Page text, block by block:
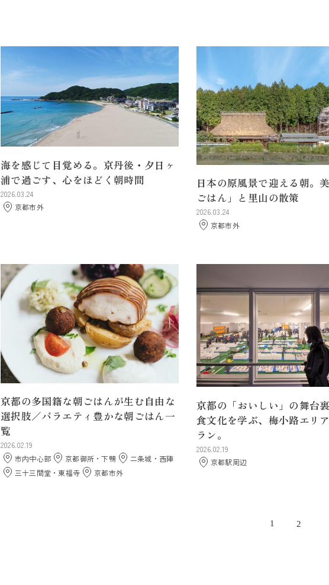
海を感じて目覚める。京丹後・夕日ヶ
浦で過ごす、心をほどく朝時間
2026.03.24
京都市外
日本の原風景で迎える朝。
ごはん」と里山の散策
2026.03.24
京都市外
京都の多国籍な朝ごはんが生む自由な
選択肢／バラエティ豊かな朝ごはん一
覧
2026.02.19
市内中心部
京都御所・下鴨
二条城・西陣
三十三間堂・東福寺
京都市外
京都の「おいしい」の舞台
食文化を学ぶ、梅小路エリ
ラン。
2026.02.19
京都駅周辺
1 2